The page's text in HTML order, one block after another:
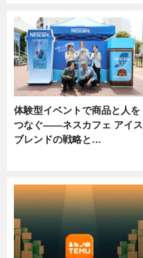
体験型イベントで商品と人を
つなぐ――ネスカフェ アイス
ブレンドの戦略と…